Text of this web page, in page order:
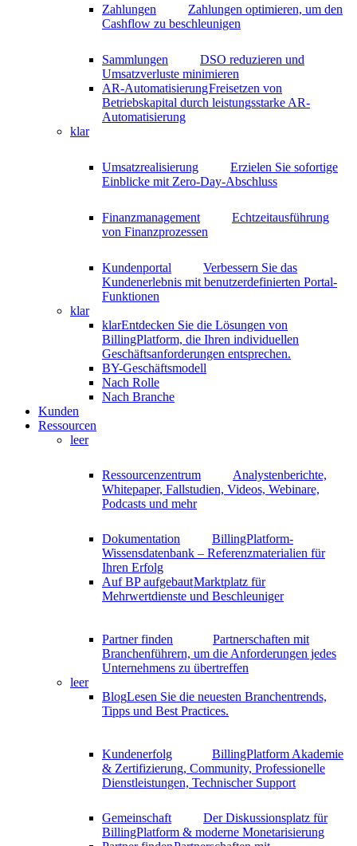
Zahlungen
Zahlungen optimieren, um den
Cashflow zu beschleunigen
Sammlungen
DSO reduzieren und
Umsatzverluste minimieren
AR-AutomatisierungFreisetzen von
Betriebskapital durch leistungsstarke AR-
Automatisierung
klar
Umsatzrealisierung
Erzielen Sie sofortige
Einblicke mit Zero-Day-Abschluss
Finanzmanagement
Echtzeitausführung
von Finanzprozessen
Kundenportal
Verbessern Sie das
Kundenerlebnis mit benutzerdefinierten Portal-
Funktionen
klar
klarEntdecken Sie die Lösungen von
BillingPlatform, die Ihren individuellen
Geschäftsanforderungen entsprechen.
BY-Geschäftsmodell
Nach Rolle
Nach Branche
Kunden
Ressourcen
leer
Ressourcenzentrum
Analystenberichte,
Whitepaper, Fallstudien, Videos, Webinare,
Podcasts und mehr
Dokumentation
BillingPlatform-
Wissensdatenbank – Referenzmaterialien für
Ihren Erfolg
Auf BP aufgebautMarktplatz für
Mehrwertdienste und Beschleuniger
Partner finden
Partnerschaften mit
Branchenführern, um die Anforderungen jedes
Unternehmens zu übertreffen
leer
BlogLesen Sie die neuesten Branchentrends,
Tipps und Best Practices.
Kundenerfolg
BillingPlatform Akademie
& Zertifizierung, Community, Professionelle
Dienstleistungen, Technischer Support
Gemeinschaft
Der Diskussionsplatz für
BillingPlatform & moderne Monetarisierung